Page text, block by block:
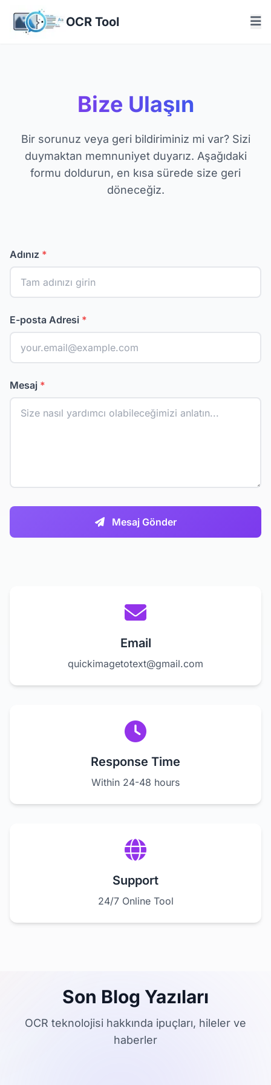
OCR Tool
Bize Ulaşın
Bir sorunuz veya geri bildiriminiz mi var? Sizi
duymaktan memnuniyet duyarız. Aşağıdaki
formu doldurun, en kısa sürede size geri
döneceğiz.
Adınız *
E-posta Adresi *
Mesaj *
Mesaj Gönder
Email
quickimagetotext@gmail.com
Response Time
Within 24-48 hours
Support
24/7 Online Tool
Son Blog Yazıları
OCR teknolojisi hakkında ipuçları, hileler ve
haberler